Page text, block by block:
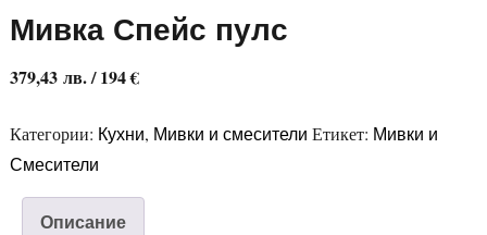
Мивка Спейс пулс
379,43 лв./ 194 €
Категории: Кухни, Мивки и смесители Етикет: Мивки и
Смесители
Описание